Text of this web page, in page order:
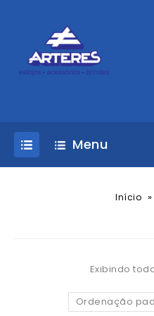
Menu
Início »
Exibindo
Ordenação